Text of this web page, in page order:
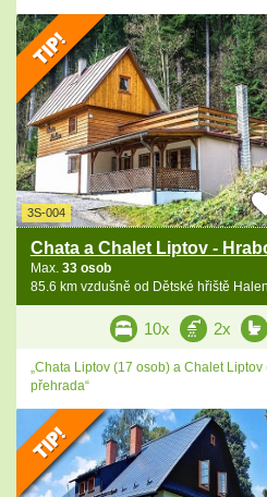
3S-004
Chata a Chalet Liptov -
Max. 33 osob
85.6 km vzdušně od Dětské hřiště
10x 2x
„Chata Liptov (17 osob) a Chalet
přehrada“